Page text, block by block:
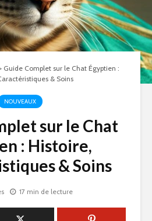
Guide Complet sur le Chat Égyptien :
& Soins
NOUVEAUX
sur le Chat
: Histoire,
& Soins
17 min de lecture